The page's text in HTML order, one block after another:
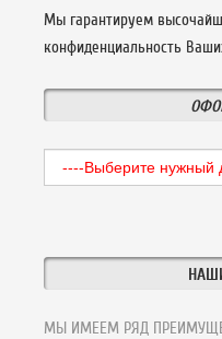
Мы гарантируем
конфиденциальность
МЫ ИМЕЕМ РЯД